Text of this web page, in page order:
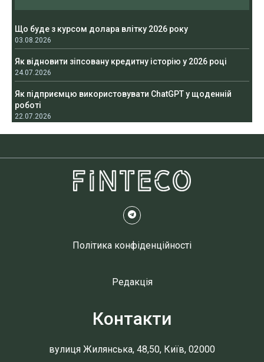
Що буде з курсом долара влітку 2026 року
03.08.2026
Як відновити зіпсовану кредитну історію у 2026 році
24.07.2026
Як підприємцю використовувати ChatGPT у щоденній
роботі
22.07.2026
Політика конфіденційності
Редакція
Контакти
вулиця Жилянська, 48,50, Київ, 02000